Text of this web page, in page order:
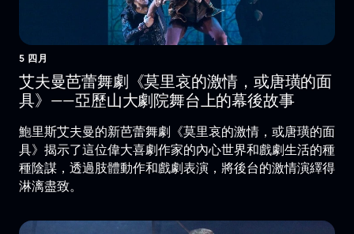
5 四月
艾夫曼芭蕾舞劇《莫里哀的激情，或唐璜的面
具》——亞歷山大劇院舞台上的幕後故事
鮑里斯艾夫曼的新芭蕾舞劇《莫里哀的激情，或唐璜的面
具》揭示了這位偉大喜劇作家的內心世界和戲劇生活的種
種陰謀，透過肢體動作和戲劇表演，將後台的激情演繹得
淋漓盡致。